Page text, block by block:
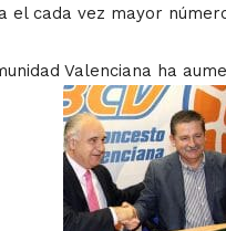
cada vez mayor
Valenciana ha